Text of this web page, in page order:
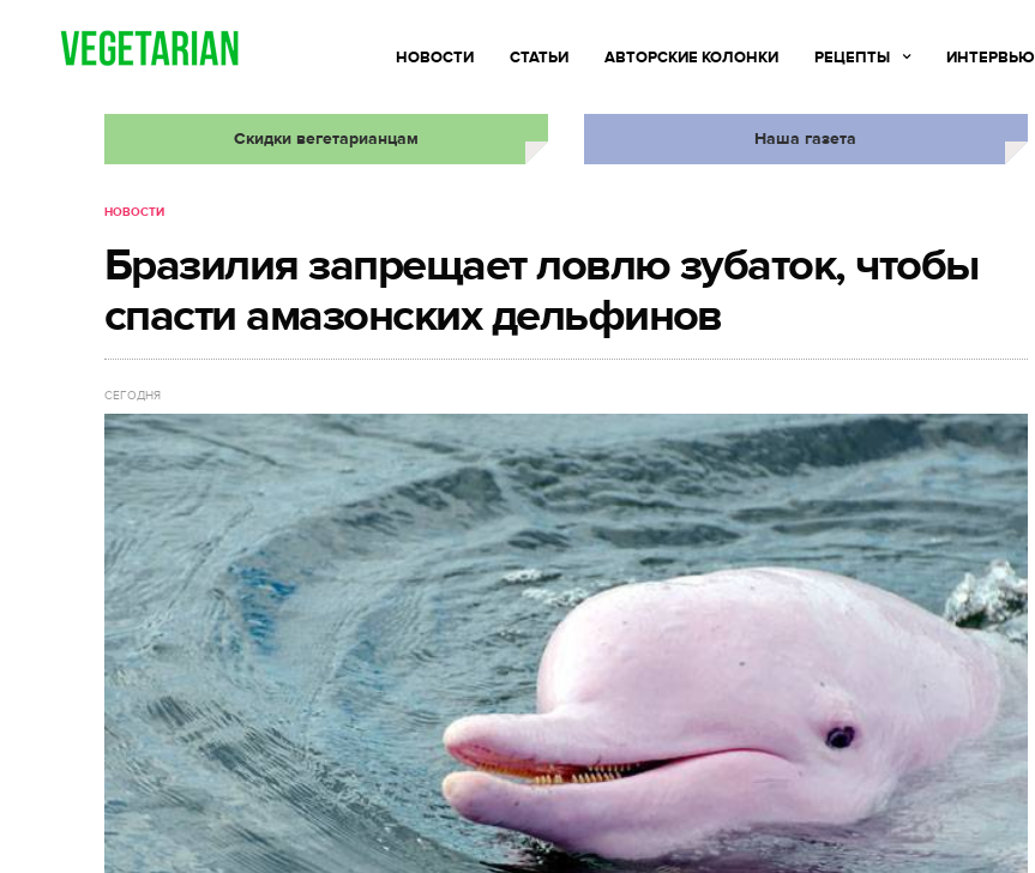
НОВОСТИ СТАТЬИ АВТОРСКИЕ КОЛОНКИ РЕЦЕПТЫ ИНТЕРВЬЮ
Скидки вегетарианцам Наша газета
НОВОСТИ
Бразилия запрещает ловлю зубаток, чтобы
спасти амазонских дельфинов
СЕГОДНЯ